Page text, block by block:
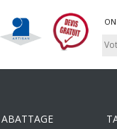
ABATTAGE